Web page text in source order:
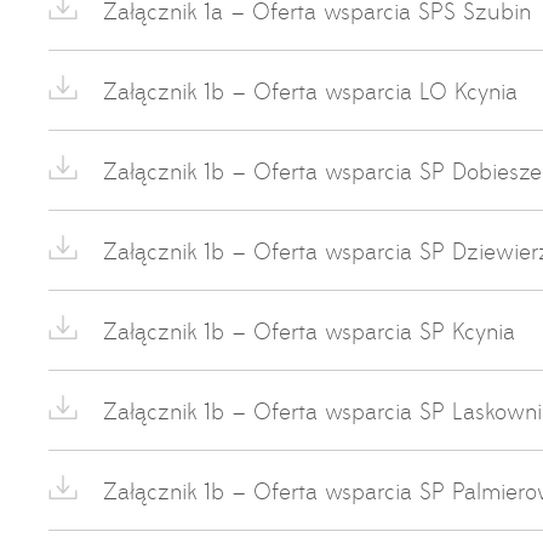
Załącznik 1a – Oferta wsparcia SPS Szubin
Załącznik 1b – Oferta wsparcia LO Kcynia
Załącznik 1b – Oferta wsparcia SP
Załącznik 1b – Oferta wsparcia SP
Załącznik 1b – Oferta wsparcia SP Kcynia
Załącznik 1b – Oferta wsparcia SP
Załącznik 1b – Oferta wsparcia SP